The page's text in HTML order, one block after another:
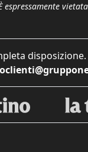
disposizione.